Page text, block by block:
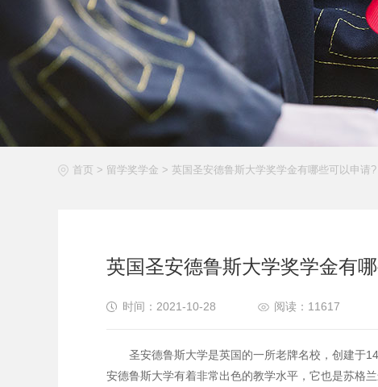
首页 > 留学奖学金 > 英国圣安德鲁斯大学奖学金有哪些可以申请?
英国圣安德鲁斯大学奖学金有
时间：2021-10-28 阅读：11617
圣安德鲁斯大学是英国的一所老牌名校，创建于
安德鲁斯大学有着非常出色的教学水平，它也是苏格